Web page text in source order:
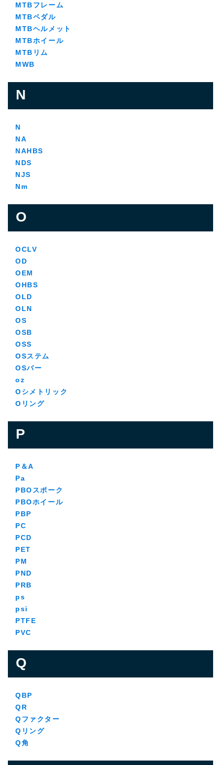
MTBフレーム
MTBペダル
MTBヘルメット
MTBホイール
MTBリム
MWB
N
N
NA
NAHBS
NDS
NJS
Nm
O
OCLV
OD
OEM
OHBS
OLD
OLN
OS
OSB
OSS
OSステム
OSバー
oz
Oシメトリック
Oリング
P
P＆A
Pa
PBOスポーク
PBOホイール
PBP
PC
PCD
PET
PM
PND
PRB
ps
psi
PTFE
PVC
Q
QBP
QR
Qファクター
Qリング
Q角